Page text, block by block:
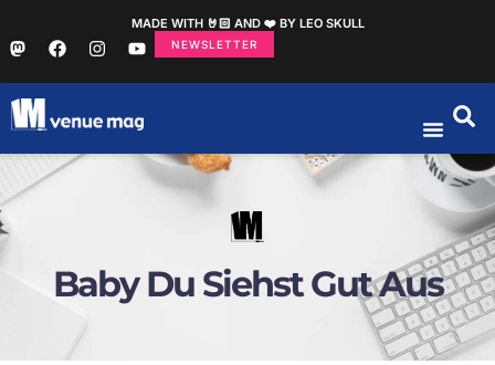
MADE WITH 🤘🏻 AND ❤️ BY LEO SKULL
NEWSLETTER
Baby Du Siehst Gut Aus